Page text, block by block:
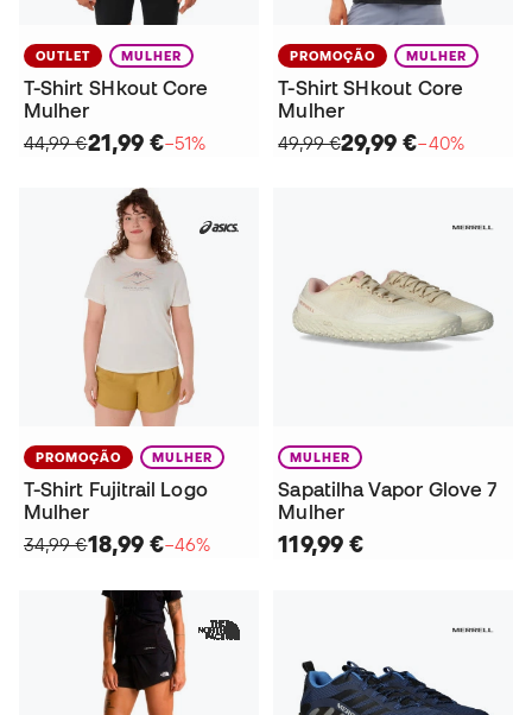
OUTLET MULHER
T-Shirt SHkout Core
Mulher
44,99 €21,99 €−51%
PROMOÇÃO MULHER
T-Shirt SHkout Core
Mulher
49,99 €29,99 €−40%
PROMOÇÃO MULHER
T-Shirt Fujitrail Logo
Mulher
34,99 €18,99 €−46%
MULHER
Sapatilha Vapor Glove 7
Mulher
119,99 €